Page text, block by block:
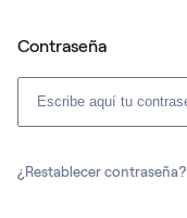
Contraseña
¿Restablecer contraseña?